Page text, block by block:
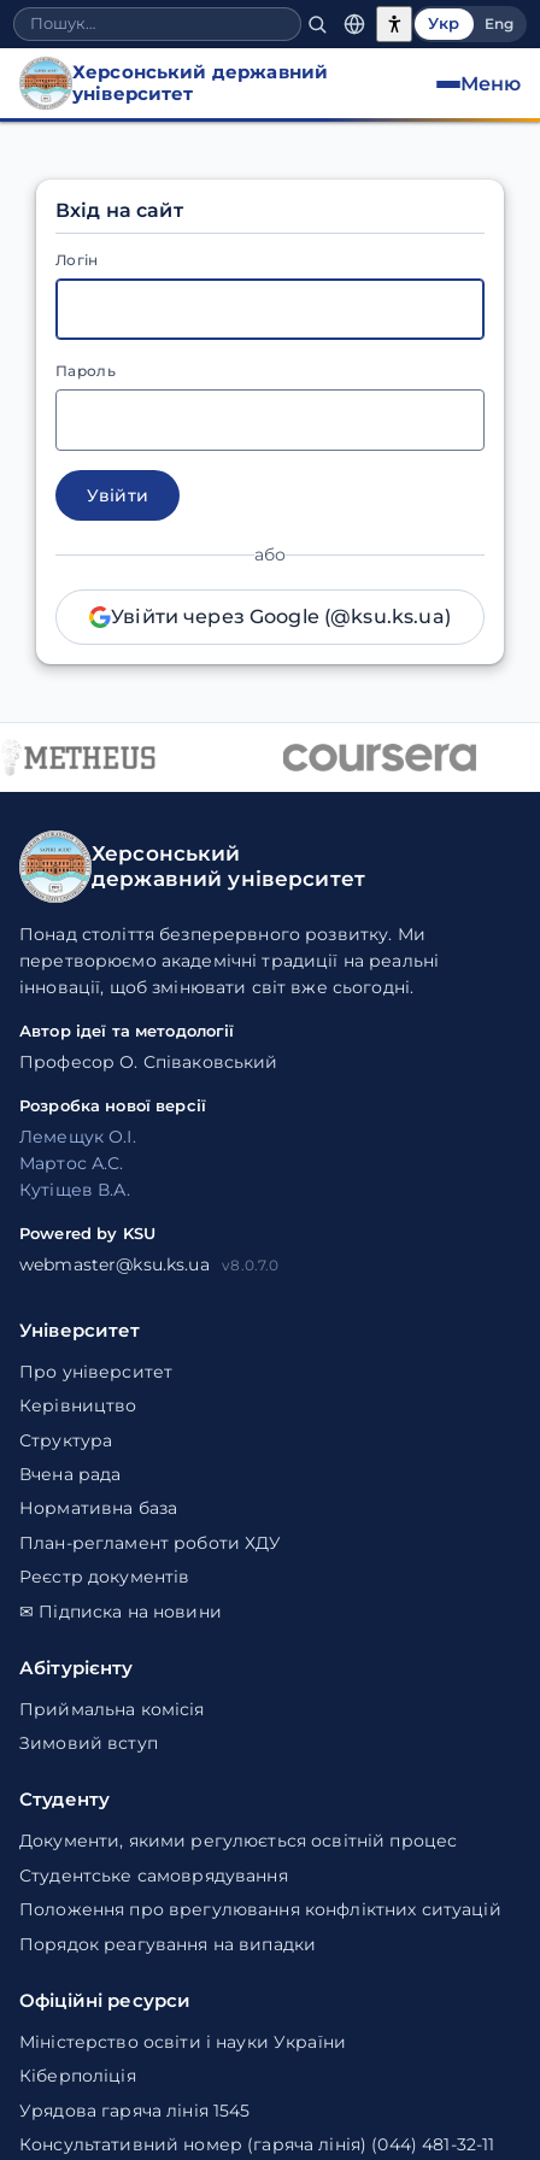
Укр Eng
Херсонський державний
університет
Меню
Вхід на сайт
Логін
Пароль
Увійти
або
Увійти через Google (@ksu.ks.ua)
Херсонський
державний університет
Понад століття безперервного розвитку. Ми
перетворюємо академічні традиції на реальні
інновації, щоб змінювати світ вже сьогодні.
Автор ідеї та методології
Професор О. Співаковський
Розробка нової версії
Лемещук О.І.
Мартос А.С.
Кутіщев В.А.
Powered by KSU
webmaster@ksu.ks.ua v8.0.7.0
Університет
Про університет
Керівництво
Структура
Вчена рада
Нормативна база
План-регламент роботи ХДУ
Реєстр документів
✉ Підписка на новини
Абітурієнту
Приймальна комісія
Зимовий вступ
Студенту
Документи, якими регулюється освітній процес
Студентське самоврядування
Положення про врегулювання конфліктних ситуацій
Порядок реагування на випадки
Офіційні ресурси
Міністерство освіти і науки України
Кіберполіція
Урядова гаряча лінія 1545
Консультативний номер (гаряча лінія) (044) 481-32-11